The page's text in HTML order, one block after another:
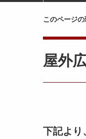
このページの
屋外
下記より